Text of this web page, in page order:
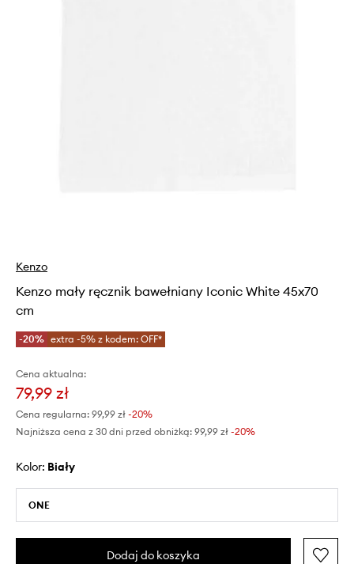
Kenzo
Kenzo mały ręcznik bawełniany Iconic White 45x70
cm
-20% extra -5% z kodem: OFF*
Cena aktualna:
79,99 zł
Cena regularna: 99,99 zł -20%
Najniższa cena z 30 dni przed obniżką: 99,99 zł -20%
Kolor: biały
ONE
Dodaj do koszyka